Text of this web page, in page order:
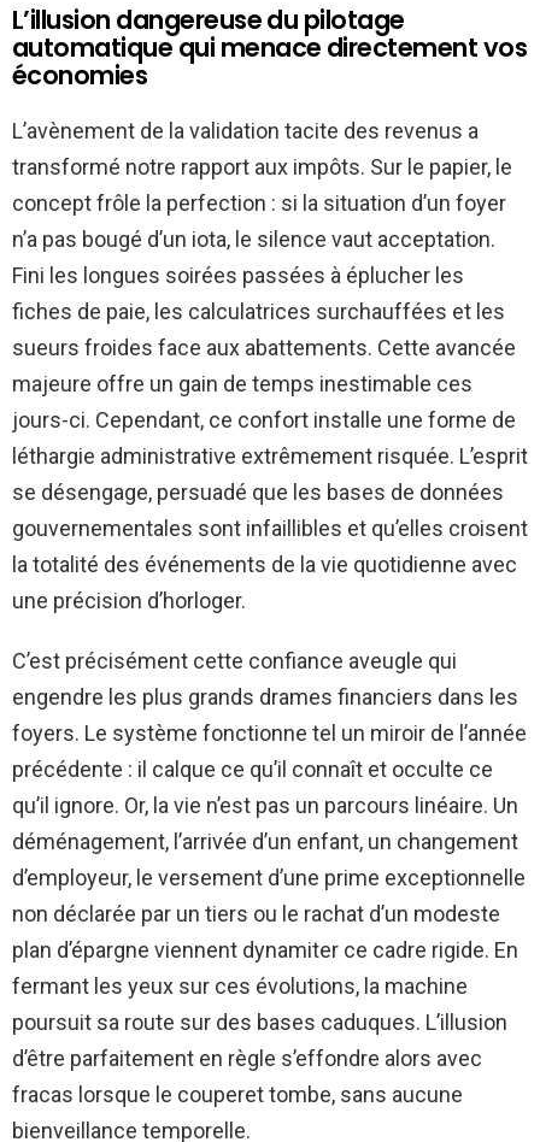
L’illusion dangereuse du pilotage
automatique qui menace directement vos
économies
L’avènement de la validation tacite des revenus a
transformé notre rapport aux impôts. Sur le papier, le
concept frôle la perfection : si la situation d’un foyer
n’a pas bougé d’un iota, le silence vaut acceptation.
Fini les longues soirées passées à éplucher les
fiches de paie, les calculatrices surchauffées et les
sueurs froides face aux abattements. Cette avancée
majeure offre un gain de temps inestimable ces
jours-ci. Cependant, ce confort installe une forme de
léthargie administrative extrêmement risquée. L’esprit
se désengage, persuadé que les bases de données
gouvernementales sont infaillibles et qu’elles croisent
la totalité des événements de la vie quotidienne avec
une précision d’horloger.
C’est précisément cette confiance aveugle qui
engendre les plus grands drames financiers dans les
foyers. Le système fonctionne tel un miroir de l’année
précédente : il calque ce qu’il connaît et occulte ce
qu’il ignore. Or, la vie n’est pas un parcours linéaire. Un
déménagement, l’arrivée d’un enfant, un changement
d’employeur, le versement d’une prime exceptionnelle
non déclarée par un tiers ou le rachat d’un modeste
plan d’épargne viennent dynamiter ce cadre rigide. En
fermant les yeux sur ces évolutions, la machine
poursuit sa route sur des bases caduques. L’illusion
d’être parfaitement en règle s’effondre alors avec
fracas lorsque le couperet tombe, sans aucune
bienveillance temporelle.